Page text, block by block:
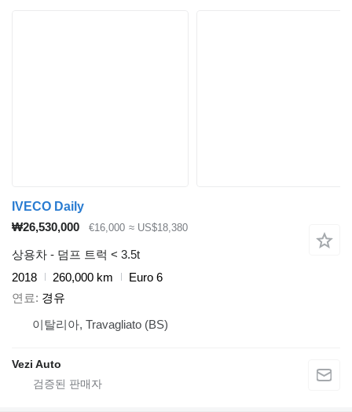
IVECO Daily
₩26,530,000
€16,000 ≈ US$18,380
상용차 - 덤프 트럭 < 3.5t
2018
260,000 km
Euro 6
연료
경유
이탈리아, Travagliato (BS)
Vezi Auto